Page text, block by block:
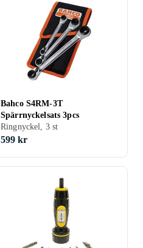
Bahco S4RM-3T
Spärrnyckelsats 3pcs
Ringnyckel, 3 st
599 kr